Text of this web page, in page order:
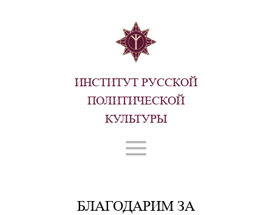
ИНСТИТУТ РУССКОЙ
ПОЛИТИЧЕСКОЙ
КУЛЬТУРЫ
БЛАГОДАРИМ ЗА